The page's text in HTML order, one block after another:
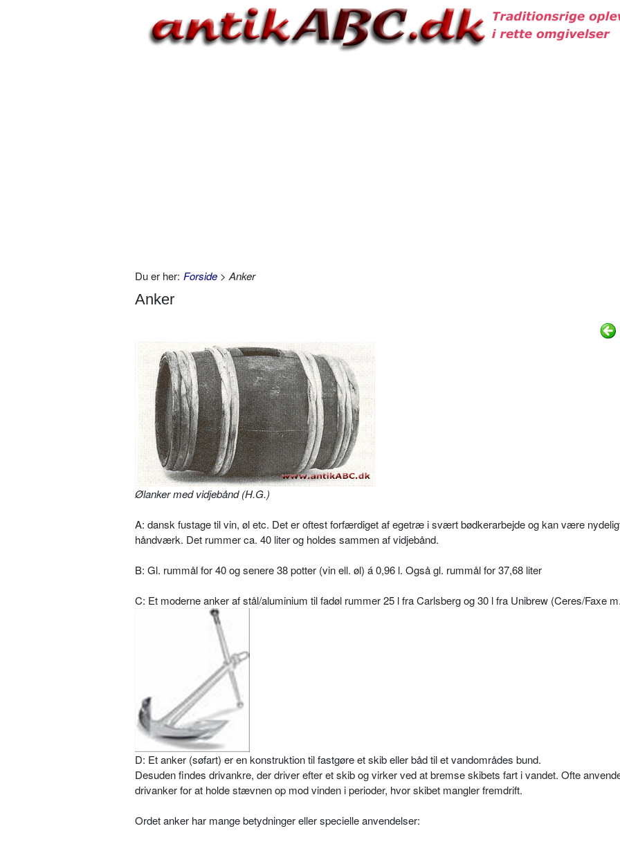
Du er her: Forside > Anker
Anker
Ølanker med vidjebånd (H.G.)
A: dansk fustage til vin, øl etc. Det er oftest forfærdiget af egetræ i svært bødkerarbejde og kan være
håndværk. Det rummer ca. 40 liter og holdes sammen af vidjebånd.
B: Gl. rummål for 40 og senere 38 potter (vin ell. øl) á 0,96 l. Også gl. rummål for 37,68 liter
C: Et moderne anker af stål/aluminium til fadøl rummer 25 l fra Carlsberg og 30 l fra Unibrew (Ceres/Faxe
D: Et anker (søfart) er en konstruktion til fastgøre et skib eller båd til et vandområdes bund.
Desuden findes drivankre, der driver efter et skib og virker ved at bremse skibets fart i vandet. Ofte
drivanker for at holde stævnen op mod vinden i perioder, hvor skibet mangler fremdrift.
Ordet anker har mange betydninger eller specielle anvendelser: